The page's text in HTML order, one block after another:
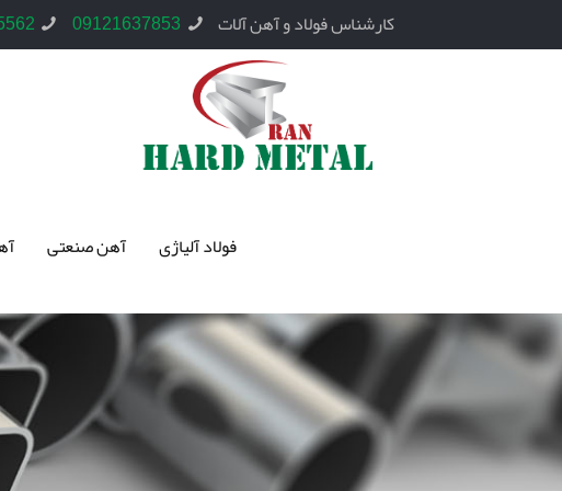
کارشناس فولاد و آهن آلات 09121637853
فولاد آلیاژی آهن صنعتی